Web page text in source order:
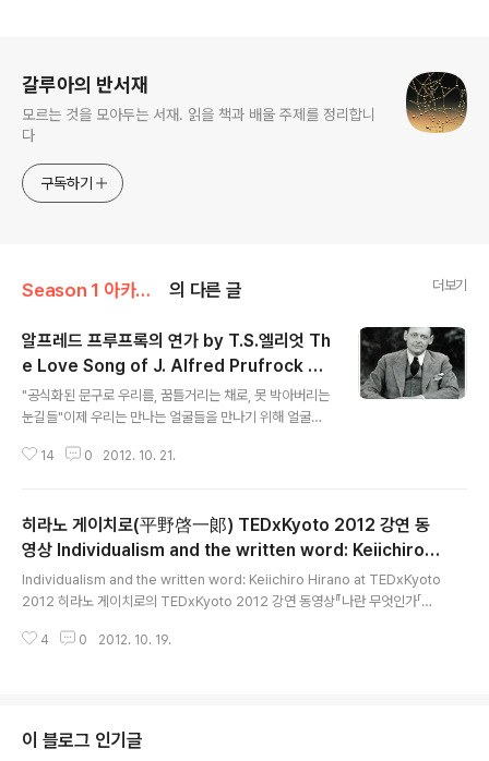
갈루아의 반서재
모르는 것을 모아두는 서재. 읽을 책과 배울 주제를 정리합니
다
구독하기
Season 1 아카이브 의 다른 글 더보기
알프레드 프루프록의 연가 by T.S.엘리엇 Th
e Love Song of J. Alfred Prufrock by
Thomas Sterns Eliot
"공식화된 문구로 우리를, 꿈틀거리는 채로, 못 박아버리는
눈길들"이제 우리는 만나는 얼굴들을 만나기 위해 얼굴을
공도서/대학교재저자 : 이창배출판 : 동국대학교출판부 20
고 내 생각한다면 이 불길은 이제더 이상 흔들리지 않으리
라. 그러나 내가 들은 바가 참이라면 이 심연에서살아 돌아
려 없도다. 그러면 우리 갑시다, 그대와 나지금 저녁은 마치
수술대위에 에테르로 마취된 환자처럼하늘을 배경으로 펼
쳐져 있습니다. 우리 갑시다, 거의 인적이 끊어진 거리와 거
14 0 2012. 10. 21.
히라노 게이치로(平野啓一郞) TEDxKyoto 2012 강연 동
영상 Individualism and the written word: Keiichiro H
irano at TEDxKyoto 2012
Individualism and the written word: Keiichiro Hirano at TEDxKyoto
2012 히라노 게이치로의 TEDxKyoto 2012 강연 동영상『나란 무엇인가「개
야기 나란 무엇인가(私とは何か 「個人」から「分人」へ)는 언제 번역될려나?
4 0 2012. 10. 19.
이 블로그 인기글